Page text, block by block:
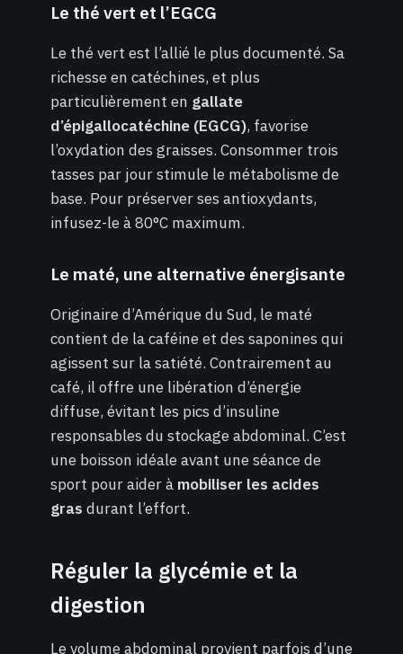
Le thé vert et l’EGCG
Le thé vert est l’allié le plus documenté. Sa
richesse en catéchines, et plus
particulièrement en gallate
d’épigallocatéchine (EGCG), favorise
l’oxydation des graisses. Consommer trois
tasses par jour stimule le métabolisme de
base. Pour préserver ses antioxydants,
infusez-le à 80°C maximum.
Le maté, une alternative énergisante
Originaire d’Amérique du Sud, le maté
contient de la caféine et des saponines qui
agissent sur la satiété. Contrairement au
café, il offre une libération d’énergie
diffuse, évitant les pics d’insuline
responsables du stockage abdominal. C’est
une boisson idéale avant une séance de
sport pour aider à mobiliser les acides
gras durant l’effort.
Réguler la glycémie et la
digestion
Le volume abdominal provient parfois d’une